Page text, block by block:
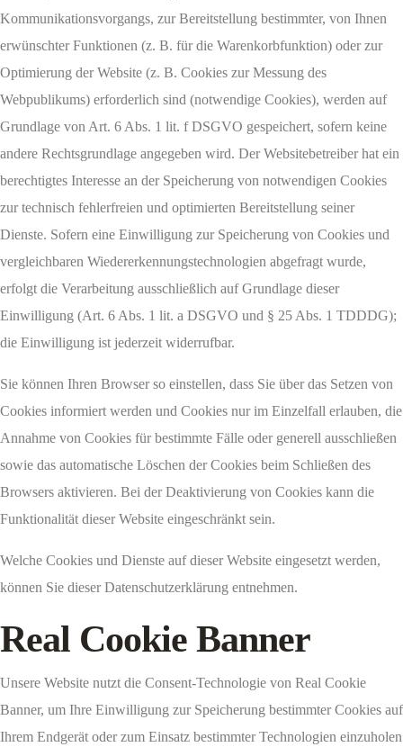
Kommunikationsvorgangs, zur Bereitstellung bestimmter, von Ihnen
erwünschter Funktionen (z. B. für die Warenkorbfunktion) oder zur
Optimierung der Website (z. B. Cookies zur Messung des
Webpublikums) erforderlich sind (notwendige Cookies), werden auf
Grundlage von Art. 6 Abs. 1 lit. f DSGVO gespeichert, sofern keine
andere Rechtsgrundlage angegeben wird. Der Websitebetreiber hat ein
berechtigtes Interesse an der Speicherung von notwendigen Cookies
zur technisch fehlerfreien und optimierten Bereitstellung seiner
Dienste. Sofern eine Einwilligung zur Speicherung von Cookies und
vergleichbaren Wiedererkennungstechnologien abgefragt wurde,
erfolgt die Verarbeitung ausschließlich auf Grundlage dieser
Einwilligung (Art. 6 Abs. 1 lit. a DSGVO und § 25 Abs. 1 TDDDG);
die Einwilligung ist jederzeit widerrufbar.
Sie können Ihren Browser so einstellen, dass Sie über das Setzen von
Cookies informiert werden und Cookies nur im Einzelfall erlauben, die
Annahme von Cookies für bestimmte Fälle oder generell ausschließen
sowie das automatische Löschen der Cookies beim Schließen des
Browsers aktivieren. Bei der Deaktivierung von Cookies kann die
Funktionalität dieser Website eingeschränkt sein.
Welche Cookies und Dienste auf dieser Website eingesetzt werden,
können Sie dieser Datenschutzerklärung entnehmen.
Real Cookie Banner
Unsere Website nutzt die Consent-Technologie von Real Cookie
Banner, um Ihre Einwilligung zur Speicherung bestimmter Cookies auf
Ihrem Endgerät oder zum Einsatz bestimmter Technologien einzuholen